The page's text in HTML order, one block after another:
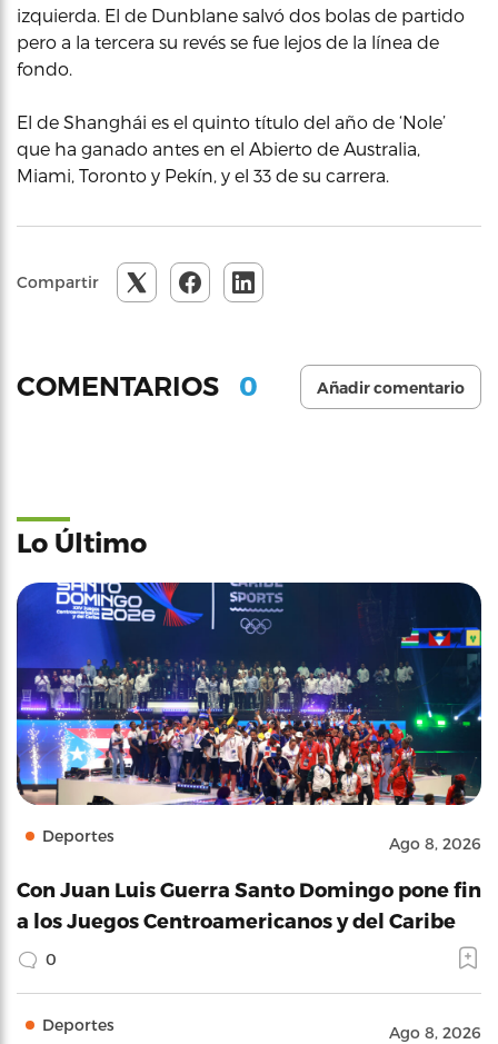
izquierda. El de Dunblane salvó dos bolas de partido
pero a la tercera su revés se fue lejos de la línea de
fondo.
El de Shanghái es el quinto título del año de ‘Nole’
que ha ganado antes en el Abierto de Australia,
Miami, Toronto y Pekín, y el 33 de su carrera.
Compartir
COMENTARIOS 0 Añadir comentario
Lo Último
Deportes Ago 8, 2026
Con Juan Luis Guerra Santo Domingo pone fin
a los Juegos Centroamericanos y del Caribe
0
Deportes Ago 8, 2026